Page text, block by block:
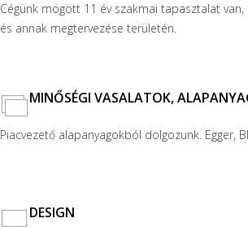
Cégünk mögött 11 év szakmai tapasztalat
és annak megtervezése területén.
MINŐSÉGI VASALATOK,
Piacvezető alapanyagokból dolgozunk. Egger,
DESIGN